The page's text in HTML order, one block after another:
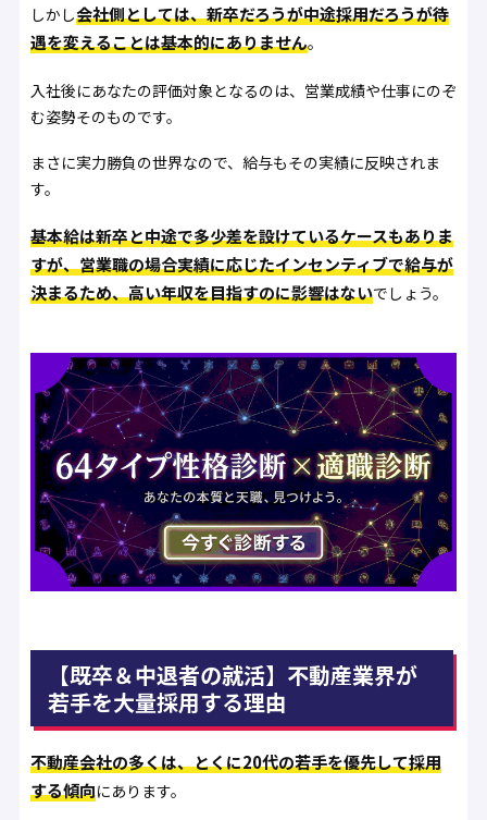
しかし会社側としては、新卒だろうが中途採用だろうが待
遇を変えることは基本的にありません。
入社後にあなたの評価対象となるのは、営業成績や仕事にのぞ
む姿勢そのものです。
まさに実力勝負の世界なので、給与もその実績に反映されま
す。
基本給は新卒と中途で多少差を設けているケースもありま
すが、営業職の場合実績に応じたインセンティブで給与が
決まるため、高い年収を目指すのに影響はないでしょう。
【既卒＆中退者の就活】不動産業界が
若手を大量採用する理由
不動産会社の多くは、とくに20代の若手を優先して採用
する傾向にあります。